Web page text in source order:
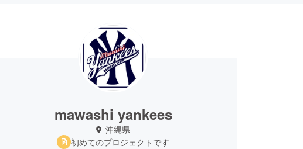
mawashi yankees
沖縄県
初めてのプロジェクトです